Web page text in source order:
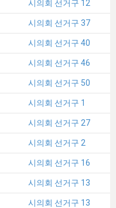
시의회 선거구 12
시의회 선거구 37
시의회 선거구 40
시의회 선거구 46
시의회 선거구 50
시의회 선거구 1
시의회 선거구 27
시의회 선거구 2
시의회 선거구 16
시의회 선거구 13
시의회 선거구 13